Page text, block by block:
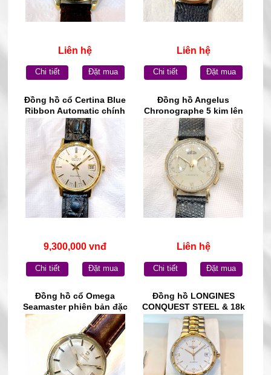
Liên hệ
Chi tiết Đặt mua
Liên hệ
Chi tiết Đặt mua
Đồng hồ cổ Certina Blue
Ribbon Automatic chính
hãng Thụy Sĩ
9,300,000 vnđ
Chi tiết Đặt mua
Đồng hồ Angelus
Chronographe 5 kim lên
dây vàng đúc đặc 18k
chính hãng Thụy Sĩ
Liên hệ
Chi tiết Đặt mua
Đồng hồ cổ Omega
Seamaster phiên bản đặc
biệt Automatic bọc vàng
toàn thân chính hãng
Thụy Sỹ
Đồng hồ LONGINES
CONQUEST STEEL & 18k
GOLD AUTOMATIC WATCH
L1.620.3 chính hãng Thụy
Sĩ